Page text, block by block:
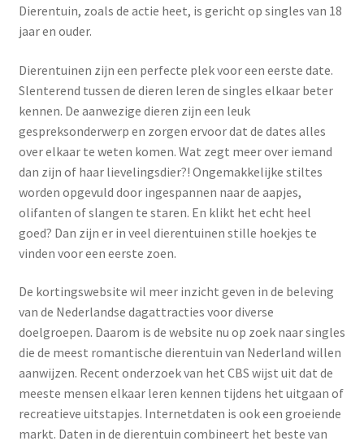
Verzorgingsproducten
Wasbaar maandverband
Wasbare zoogcompressen
Oefenbroekjes – zindelijkheidstraining
Yoni eggs
Diverse
Contact
Dierentuin, zoals de actie heet, is gericht op singles van 18
jaar en ouder.
Dierentuinen zijn een perfecte plek voor een eerste date.
Slenterend tussen de dieren leren de singles elkaar beter
kennen. De aanwezige dieren zijn een leuk
gespreksonderwerp en zorgen ervoor dat de dates alles
over elkaar te weten komen. Wat zegt meer over iemand
dan zijn of haar lievelingsdier?! Ongemakkelijke stiltes
worden opgevuld door ingespannen naar de aapjes,
olifanten of slangen te staren. En klikt het echt heel
goed? Dan zijn er in veel dierentuinen stille hoekjes te
vinden voor een eerste zoen.
De kortingswebsite wil meer inzicht geven in de beleving
van de Nederlandse dagattracties voor diverse
doelgroepen. Daarom is de website nu op zoek naar singles
die de meest romantische dierentuin van Nederland willen
aanwijzen. Recent onderzoek van het CBS wijst uit dat de
meeste mensen elkaar leren kennen tijdens het uitgaan of
recreatieve uitstapjes. Internetdaten is ook een groeiende
markt. Daten in de dierentuin combineert het beste van